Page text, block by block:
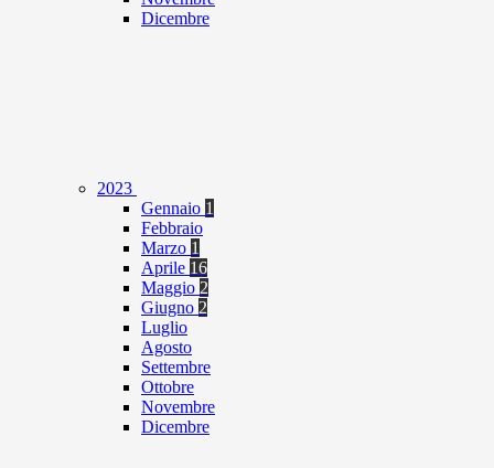
Dicembre
2023
Gennaio 1
Febbraio
Marzo 1
Aprile 16
Maggio 2
Giugno 2
Luglio
Agosto
Settembre
Ottobre
Novembre
Dicembre